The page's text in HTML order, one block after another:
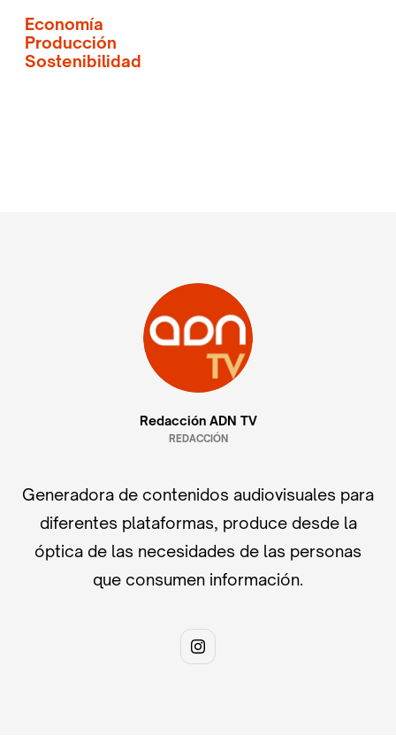
Economía
Producción
Sostenibilidad
Redacción ADN TV
REDACCIÓN
Generadora de contenidos audiovisuales para
diferentes plataformas, produce desde la
óptica de las necesidades de las personas
que consumen información.